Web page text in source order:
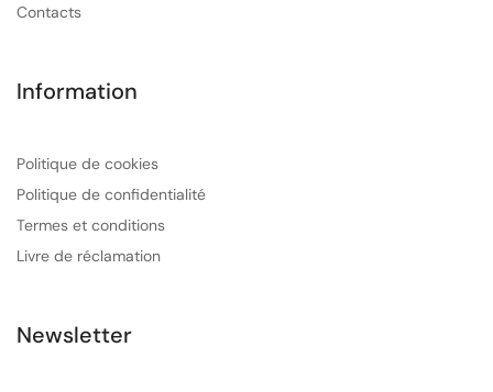
Contacts
Information
Politique de cookies
Politique de confidentialité
Termes et conditions
Livre de réclamation
Newsletter